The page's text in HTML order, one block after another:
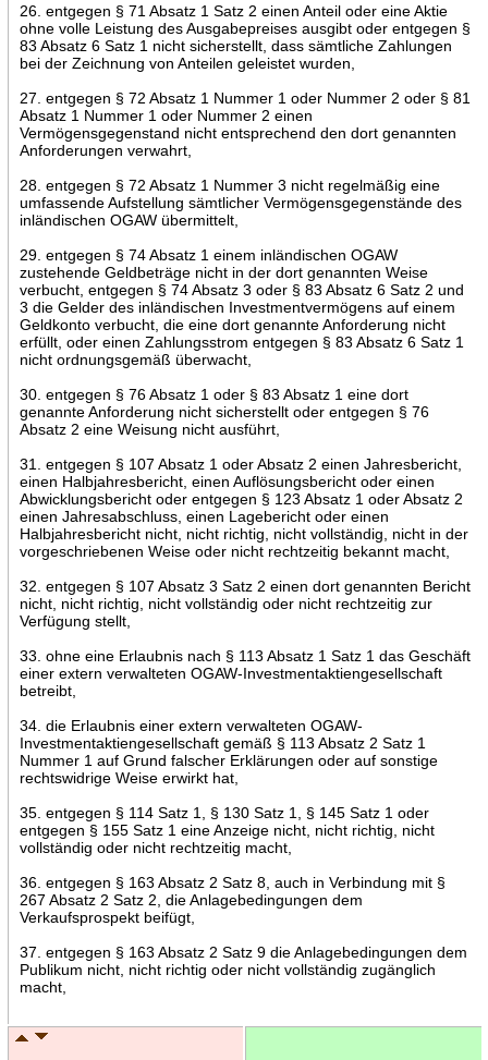
26. entgegen § 71 Absatz 1 Satz 2 einen Anteil oder eine Aktie
ohne volle Leistung des Ausgabepreises ausgibt oder entgegen §
83 Absatz 6 Satz 1 nicht sicherstellt, dass sämtliche Zahlungen
bei der Zeichnung von Anteilen geleistet wurden,
27. entgegen § 72 Absatz 1 Nummer 1 oder Nummer 2 oder § 81
Absatz 1 Nummer 1 oder Nummer 2 einen
Vermögensgegenstand nicht entsprechend den dort genannten
Anforderungen verwahrt,
28. entgegen § 72 Absatz 1 Nummer 3 nicht regelmäßig eine
umfassende Aufstellung sämtlicher Vermögensgegenstände des
inländischen OGAW übermittelt,
29. entgegen § 74 Absatz 1 einem inländischen OGAW
zustehende Geldbeträge nicht in der dort genannten Weise
verbucht, entgegen § 74 Absatz 3 oder § 83 Absatz 6 Satz 2 und
3 die Gelder des inländischen Investmentvermögens auf einem
Geldkonto verbucht, die eine dort genannte Anforderung nicht
erfüllt, oder einen Zahlungsstrom entgegen § 83 Absatz 6 Satz 1
nicht ordnungsgemäß überwacht,
30. entgegen § 76 Absatz 1 oder § 83 Absatz 1 eine dort
genannte Anforderung nicht sicherstellt oder entgegen § 76
Absatz 2 eine Weisung nicht ausführt,
31. entgegen § 107 Absatz 1 oder Absatz 2 einen Jahresbericht,
einen Halbjahresbericht, einen Auflösungsbericht oder einen
Abwicklungsbericht oder entgegen § 123 Absatz 1 oder Absatz 2
einen Jahresabschluss, einen Lagebericht oder einen
Halbjahresbericht nicht, nicht richtig, nicht vollständig, nicht in der
vorgeschriebenen Weise oder nicht rechtzeitig bekannt macht,
32. entgegen § 107 Absatz 3 Satz 2 einen dort genannten Bericht
nicht, nicht richtig, nicht vollständig oder nicht rechtzeitig zur
Verfügung stellt,
33. ohne eine Erlaubnis nach § 113 Absatz 1 Satz 1 das Geschäft
einer extern verwalteten OGAW-Investmentaktiengesellschaft
betreibt,
34. die Erlaubnis einer extern verwalteten OGAW-
Investmentaktiengesellschaft gemäß § 113 Absatz 2 Satz 1
Nummer 1 auf Grund falscher Erklärungen oder auf sonstige
rechtswidrige Weise erwirkt hat,
35. entgegen § 114 Satz 1, § 130 Satz 1, § 145 Satz 1 oder
entgegen § 155 Satz 1 eine Anzeige nicht, nicht richtig, nicht
vollständig oder nicht rechtzeitig macht,
36. entgegen § 163 Absatz 2 Satz 8, auch in Verbindung mit §
267 Absatz 2 Satz 2, die Anlagebedingungen dem
Verkaufsprospekt beifügt,
37. entgegen § 163 Absatz 2 Satz 9 die Anlagebedingungen dem
Publikum nicht, nicht richtig oder nicht vollständig zugänglich
macht,